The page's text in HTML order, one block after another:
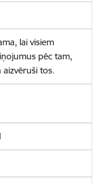
lai visiem
pēc tam,
aizvēruši tos.